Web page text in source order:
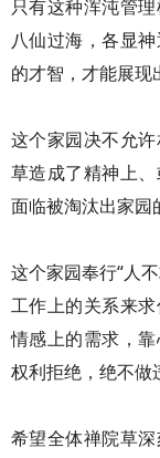
只有这种浑沌管
八仙过海，各显
的才智，才能展现
这个家园决不允
草造成了精神上
面临被淘汰出家园
这个家园奉行“人
工作上的关系来
情感上的需求，
权利拒绝，绝不做
希望全体禅院草